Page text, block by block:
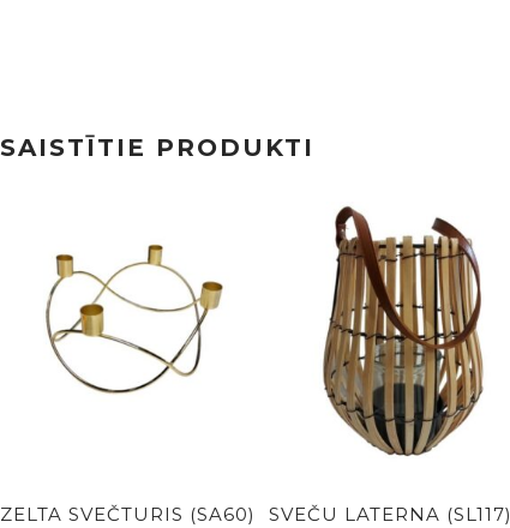
SAISTĪTIE PRODUKTI
ZELTA SVEČTURIS (SA60) SVEČU LATERNA (SL117)